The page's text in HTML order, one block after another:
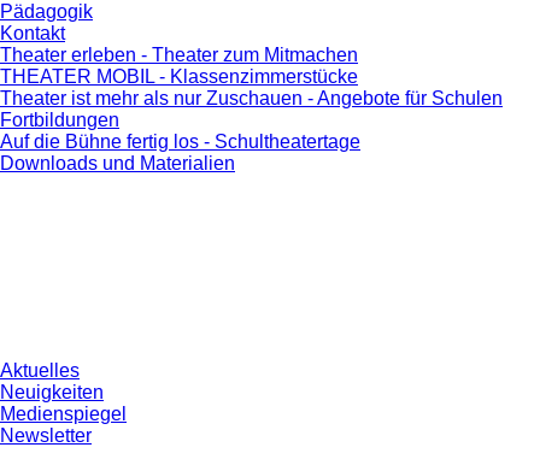
Pädagogik
Kontakt
Theater erleben - Theater zum Mitmachen
THEATER MOBIL - Klassenzimmerstücke
Theater ist mehr als nur Zuschauen - Angebote für Schulen
Fortbildungen
Auf die Bühne fertig los - Schultheatertage
Downloads und Materialien
Aktuelles
Neuigkeiten
Medienspiegel
Newsletter